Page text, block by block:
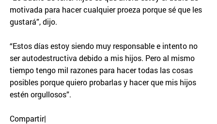
motivada para hacer cualquier proeza porque sé que les
gustará”, dijo.
“Estos días estoy siendo muy responsable e intento no
ser autodestructiva debido a mis hijos. Pero al mismo
tiempo tengo mil razones para hacer todas las cosas
posibles porque quiero probarlas y hacer que mis hijos
estén orgullosos”.
Compartir|